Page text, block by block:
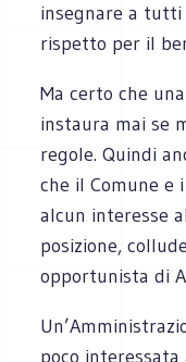
insegnare a tutti
rispetto per il
Ma certo che
instaura mai se
regole. Quindi
che il Comune e
alcun interesse
posizione,
opportunista di
poco interessata